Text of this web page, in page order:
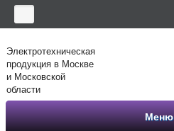
Электротехническая
продукция в Москве
и Московской
области
Меню